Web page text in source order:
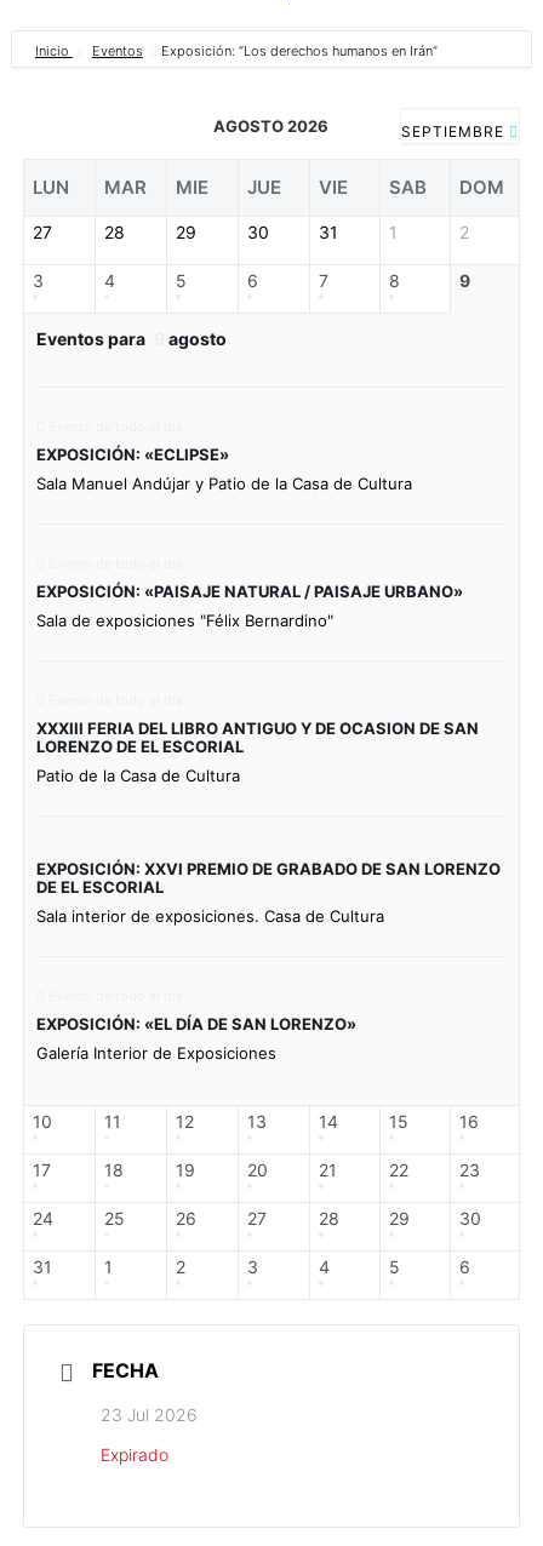
Inicio Eventos Exposición: “Los derechos humanos en Irán”
AGOSTO 2026 SEPTIEMBRE
LUN MAR MIE JUE VIE SAB DOM
27 28 29 30 31 1 2
3 4 5 6 7 8 9
Eventos para agosto
EXPOSICIÓN: «ECLIPSE»
Sala Manuel Andújar y Patio de la Casa de Cultura
EXPOSICIÓN: «PAISAJE NATURAL / PAISAJE URBANO»
Sala de exposiciones "Félix Bernardino"
XXXIII FERIA DEL LIBRO ANTIGUO Y DE OCASION DE SAN
LORENZO DE EL ESCORIAL
Patio de la Casa de Cultura
EXPOSICIÓN: XXVI PREMIO DE GRABADO DE SAN LORENZO
DE EL ESCORIAL
Sala interior de exposiciones. Casa de Cultura
EXPOSICIÓN: «EL DÍA DE SAN LORENZO»
Galería Interior de Exposiciones
10 11 12 13 14 15 16
17 18 19 20 21 22 23
24 25 26 27 28 29 30
31 1 2 3 4 5 6
FECHA
23 Jul 2026
Expirado